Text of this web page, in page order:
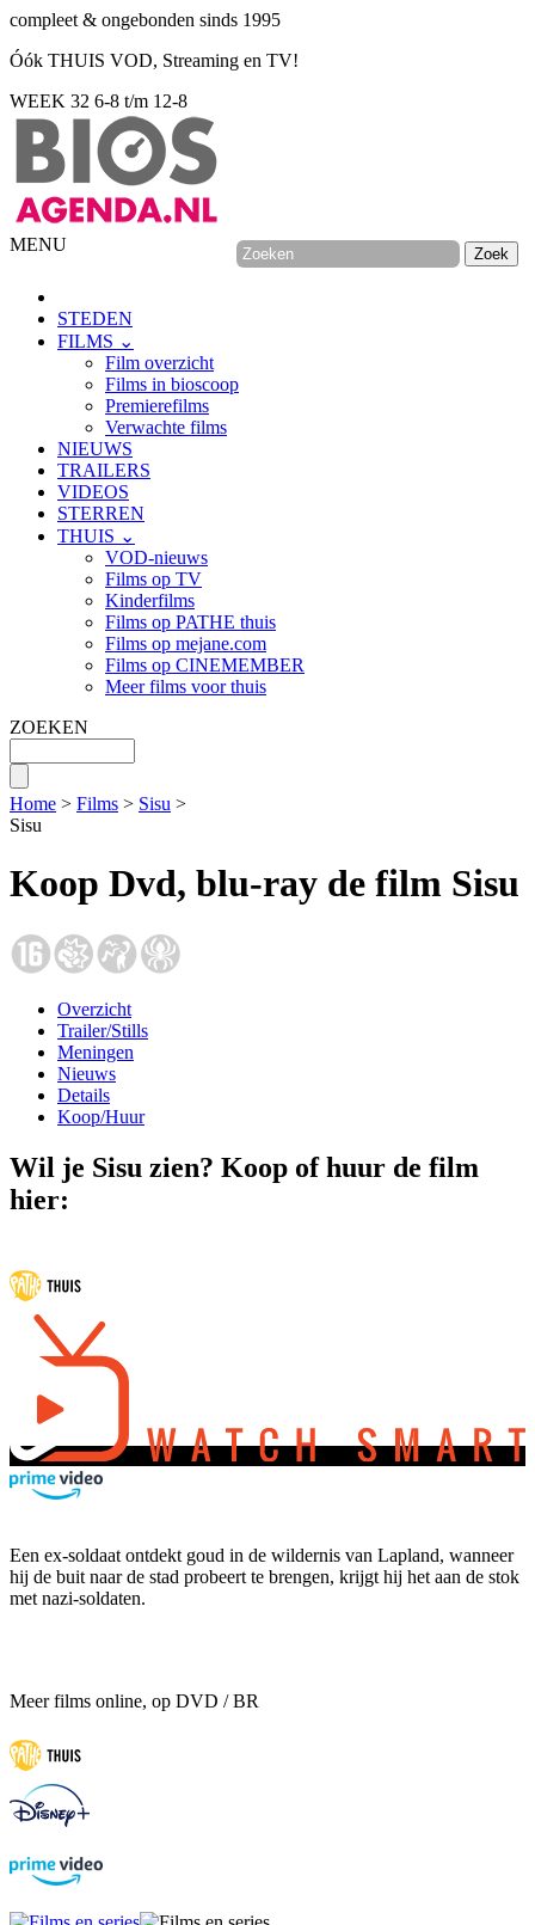
compleet & ongebonden sinds 1995
Óók THUIS VOD, Streaming en TV!
WEEK 32 6-8 t/m 12-8
MENU
STEDEN
FILMS ⌄
Film overzicht
Films in bioscoop
Premierefilms
Verwachte films
NIEUWS
TRAILERS
VIDEOS
STERREN
THUIS ⌄
VOD-nieuws
Films op TV
Kinderfilms
Films op PATHE thuis
Films op mejane.com
Films op CINEMEMBER
Meer films voor thuis
ZOEKEN
Home > Films > Sisu >
Sisu
Koop Dvd, blu-ray de film Sisu
Overzicht
Trailer/Stills
Meningen
Nieuws
Details
Koop/Huur
Wil je Sisu zien? Koop of huur de film
hier:
Een ex-soldaat ontdekt goud in de wildernis van Lapland, wanneer
hij de buit naar de stad probeert te brengen, krijgt hij het aan de stok
met nazi-soldaten.
Meer films online, op DVD / BR